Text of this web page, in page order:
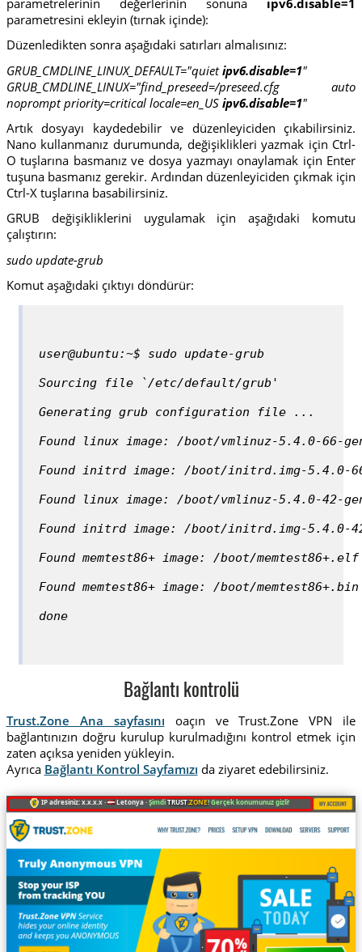
parametresini ekleyin (tırnak içinde):
Düzenledikten sonra aşağıdaki satırları almalısınız:
GRUB_CMDLINE_LINUX_DEFAULT="quietipv6.disable=1"
GRUB_CMDLINE_LINUX="find_preseed=/preseed.cfg auto
noprompt priority=critical locale=en_US ipv6.disable=1"
Artık dosyayı kaydedebilir ve düzenleyiciden çıkabilirsiniz.
Nano kullanmanız durumunda, değişiklikleri yazmak için Ctrl-
O tuşlarına basmanız ve dosya yazmayı onaylamak için Enter
tuşuna basmanız gerekir. Ardından düzenleyiciden çıkmak için
Ctrl-X tuşlarına basabilirsiniz.
GRUB değişikliklerini uygulamak için aşağıdaki komutu
çalıştırın:
sudo update-grub
Komut aşağıdaki çıktıyı döndürür:
user@ubuntu:~$ sudo update-grub
Sourcing file `/etc/default/grub'
Generating grub configuration file ...
Found linux image: /boot/vmlinuz-5.4.0-66-
Found initrd image: /boot/initrd.img-5.4.0-
Found linux image: /boot/vmlinuz-5.4.0-42-
Found initrd image: /boot/initrd.img-5.4.0-
Found memtest86+ image: /boot/memtest86+.elf
Found memtest86+ image: /boot/memtest86+.bin
done
Bağlantı kontrolü
Trust.Zone Ana sayfasını oaçın ve Trust.Zone VPN ile
bağlantınızın doğru kurulup kurulmadığını kontrol etmek için
zaten açıksa yeniden yükleyin.
Ayrıca Bağlantı Kontrol Sayfamızı da ziyaret edebilirsiniz.
IP adresiniz: x.x.x.x · Letonya ·ŞimdiTRUST.ZONE! Gerçek konumunuz gizli!